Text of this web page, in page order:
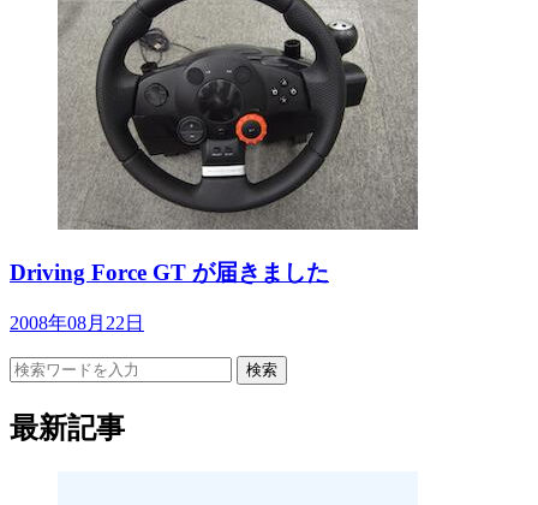
Driving Force GT が届きました
2008年08月22日
検索
最新記事